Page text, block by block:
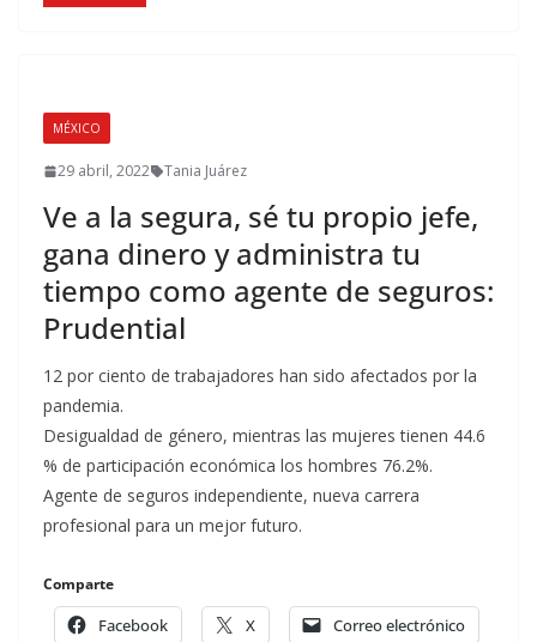
MÉXICO
29 abril, 2022 Tania Juárez
Ve a la segura, sé tu propio jefe,
gana dinero y administra tu
tiempo como agente de seguros:
Prudential
12 por ciento de trabajadores han sido afectados por la
pandemia.
Desigualdad de género, mientras las mujeres tienen 44.6
% de participación económica los hombres 76.2%.
Agente de seguros independiente, nueva carrera
profesional para un mejor futuro.
Comparte
Facebook X Correo electrónico